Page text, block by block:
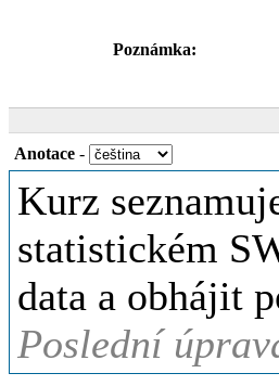
Poznámka:
Anotace -
Kurz
statistickém
data a obhájit
Poslední